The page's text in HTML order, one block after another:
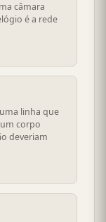
câmara
é a rede
linha que
corpo
deveriam